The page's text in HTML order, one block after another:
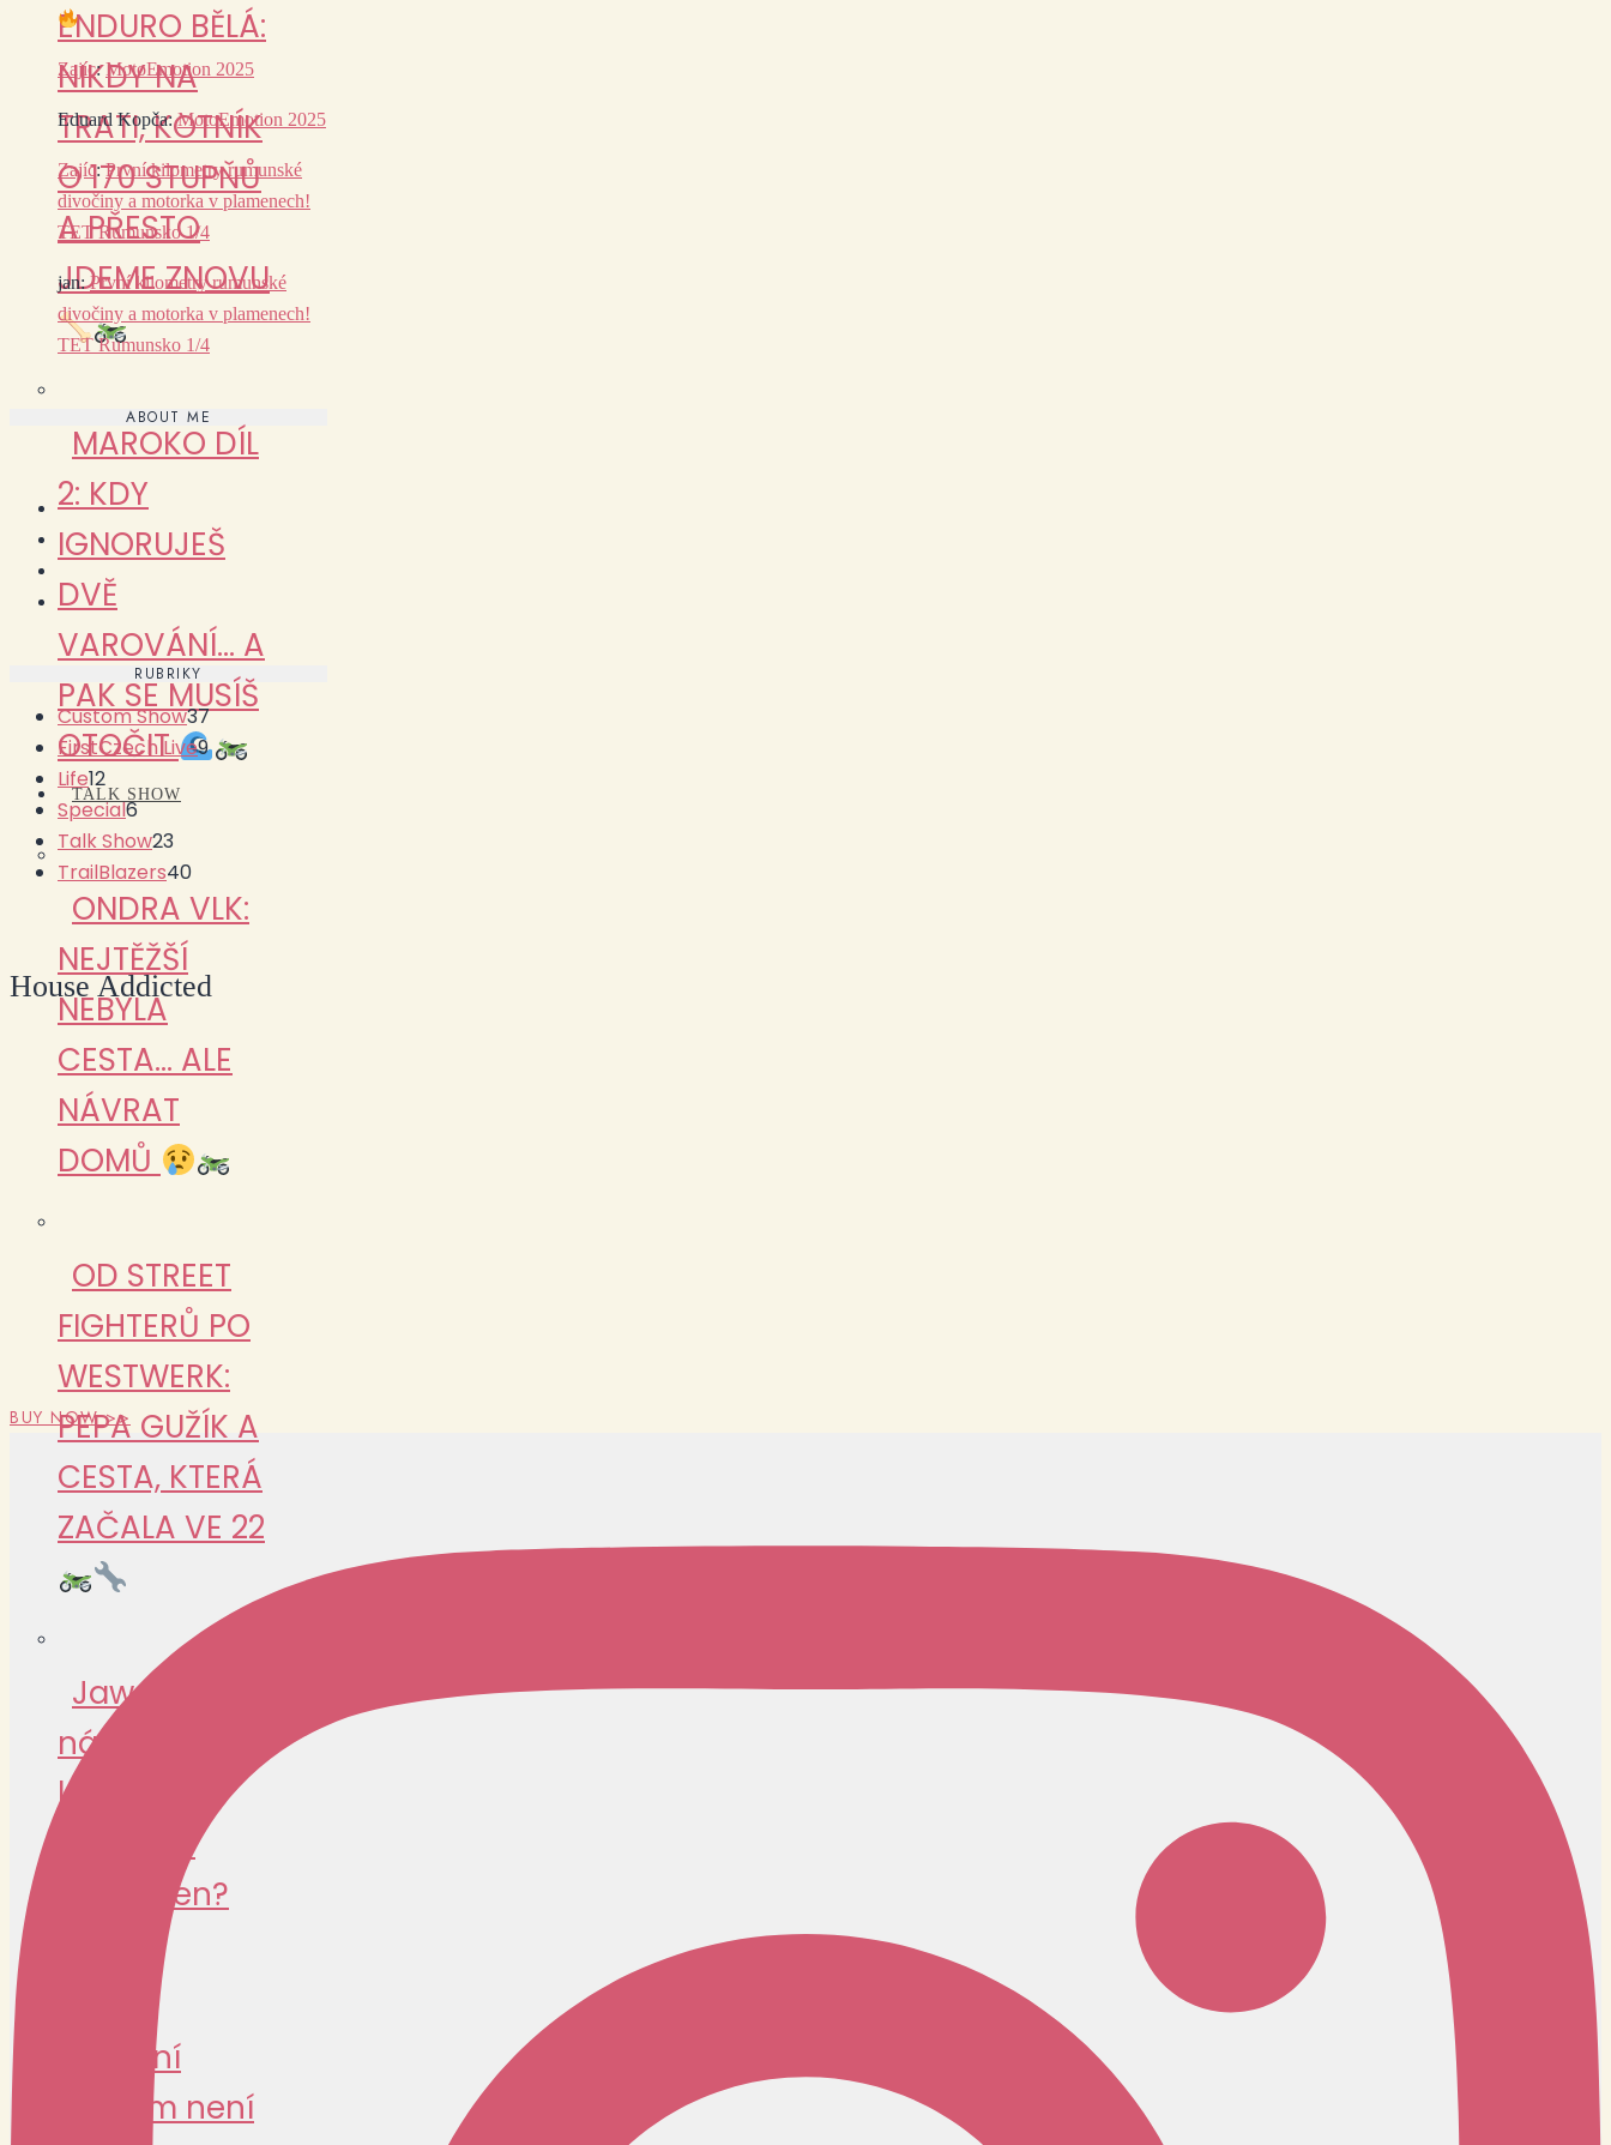
ENDURO BĚLÁ:
NIKDY NA
TRATI, KOTNÍK
O 170 STUPŇŮ
A PŘESTO
JDEME ZNOVU
MAROKO DÍL
2: KDY
IGNORUJEŠ
DVĚ
VAROVÁNÍ… A
PAK SE MUSÍŠ
OTOČIT
TALK SHOW
ONDRA VLK:
NEJTĚŽŠÍ
NEBYLA
CESTA… ALE
NÁVRAT
DOMŮ
OD STREET
FIGHTERŮ PO
WESTWERK:
PEPA GUŽÍK A
CESTA, KTERÁ
ZAČALA VE 22
Jawa 1000:
návrat
legendy,
nebo jen
drahý sen?
Legální
custom není
Zajíc:MotoEmotion 2025
Eduard Kopča:MotoEmotion 2025
Zajíc:První kilometry rumunské
divočiny a motorka v plamenech!
TET Rumunsko 1/4
jan:První kilometry rumunské
divočiny a motorka v plamenech!
TET Rumunsko 1/4
ABOUT ME
RUBRIKY
Custom Show37
FirstCzech Live9
Life12
Special6
Talk Show23
TrailBlazers40
House Addicted
BUY NOW >>